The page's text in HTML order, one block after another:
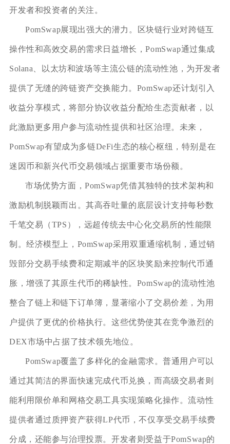
开发者和投资者的关注。
PomSwap展现出强大的潜力。区块链行业对跨链互
操作性和高效交易的需求日益增长，PomSwap通过集成
Solana、以太坊和波场等主流公链的流动性池，为开发者
提供了无缝的跨链资产交换能力。PomSwap还计划引入
收益分享模式，将部分协议收益分配给生态贡献者，以
此激励更多用户参与流动性提供和社区治理。未来，
PomSwap有望成为多链DeFi生态的核心枢纽，特别是在
迷因币和新兴代币交易领域占据重要市场份额。
市场优势方面，PomSwap凭借其独特的技术架构和
激励机制脱颖而出。其高吞吐量的底层设计支持每秒数
千笔交易（TPS），远超传统去中心化交易所的性能限
制。经济模型上，PomSwap采用双重通缩机制，通过销
毁部分交易手续费和定期减半的区块奖励来控制代币通
胀，增强了其原生代币的稀缺性。PomSwap的流动性池
整合了链上和链下订单簿，显著缩小了交易价差，为用
户提供了更优的价格执行。这些优势使其在竞争激烈的
DEX市场中占据了技术领先地位。
PomSwap覆盖了多样化的金融需求。普通用户可以
通过其简洁的界面快速完成代币兑换，而高级交易者则
能利用限价单和网格交易工具实现策略化操作。流动性
提供者通过质押资产获得LP代币，不仅享受交易手续费
分成，还能参与治理投票。开发者则受益于PomSwap的